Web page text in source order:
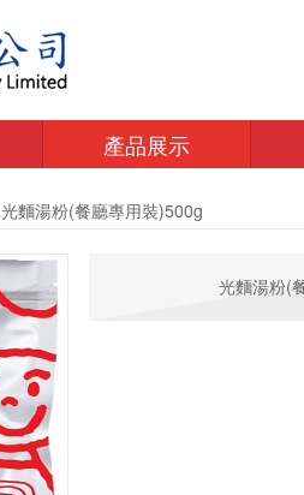
產品展示
光麵湯粉(餐廳專用裝)500g
光麵湯粉(